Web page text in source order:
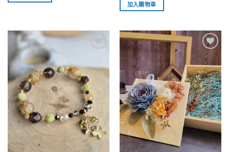
加入購物車
望清
單」
加入
「願
望清
單」